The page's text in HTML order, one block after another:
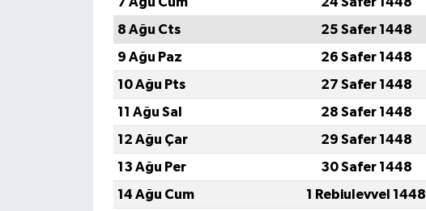
8 Ağu Cts
25 Safer 1448
9 Ağu Paz
26 Safer 1448
10 Ağu Pts
27 Safer 1448
11 Ağu Sal
28 Safer 1448
12 Ağu Çar
29 Safer 1448
13 Ağu Per
30 Safer 1448
14 Ağu Cum
1 Rebiulevvel 1448